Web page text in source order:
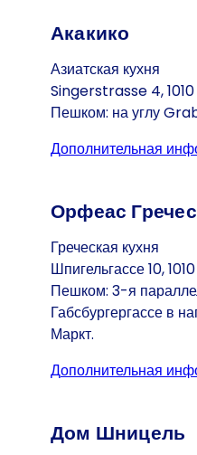
Акакико
Азиатская кухня
Singerstrasse 4,
Пешком: на углу
Дополнительная
Орфеас
Греческая кухня
Шпигельгассе 10,
Пешком: 3-я
Габсбургергассе в
Маркт.
Дополнительная
Дом Шницель